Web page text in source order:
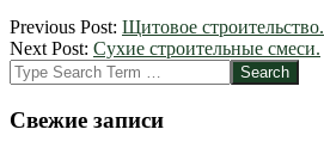
2012-
03-
06
Previous Post: Щитовое строительство.
Next Post: Сухие строительные смеси.
Search
Свежие записи